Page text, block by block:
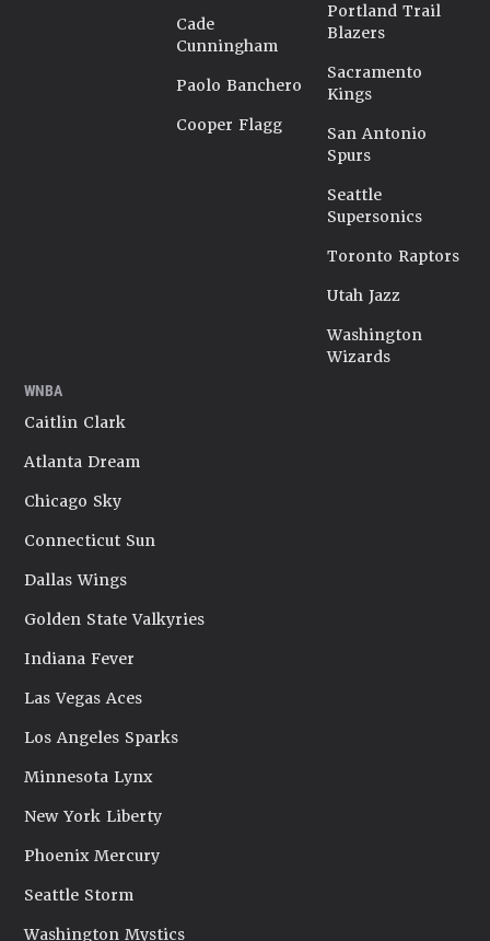
Cade
Cunningham
Paolo Banchero
Cooper Flagg
Portland Trail
Blazers
Sacramento
Kings
San Antonio
Spurs
Seattle
Supersonics
Toronto Raptors
Utah Jazz
Washington
Wizards
WNBA
Caitlin Clark
Atlanta Dream
Chicago Sky
Connecticut Sun
Dallas Wings
Golden State Valkyries
Indiana Fever
Las Vegas Aces
Los Angeles Sparks
Minnesota Lynx
New York Liberty
Phoenix Mercury
Seattle Storm
Washington Mystics